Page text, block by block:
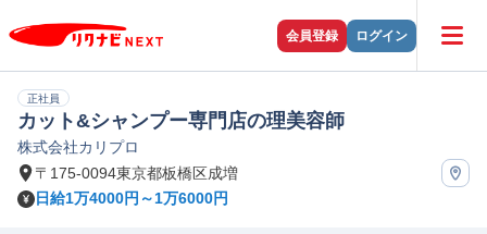
会員登録 ログイン
正社員
カット&シャンプー専門店の理美容師
株式会社カリプロ
〒175-0094東京都板橋区成増
日給1万4000円～1万6000円